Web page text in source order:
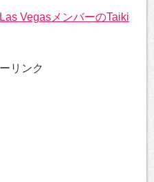
VegasメンバーのTaiki
リンク